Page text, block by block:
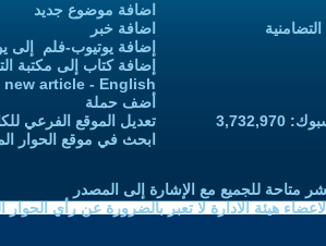
اضافة موضوع جديد
اضافة خبر
إضافة يوتيوب-فلم إلى
إضافة كتاب إلى مكتبة
new article - English
أضف حملة
تعديل الموقع الفرعي
ابحث في موقع الحوار
متاحة للجميع مع الإشارة إلى المصدر
هيئة الادارة لا تعبر بالضرورة عن رأي الحوار